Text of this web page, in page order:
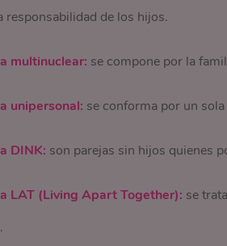
responsabilidad de los hijos.
multinuclear: se compone por la
unipersonal: se conforma por un
DINK: son parejas sin hijos quienes
LAT (Living Apart Together): se